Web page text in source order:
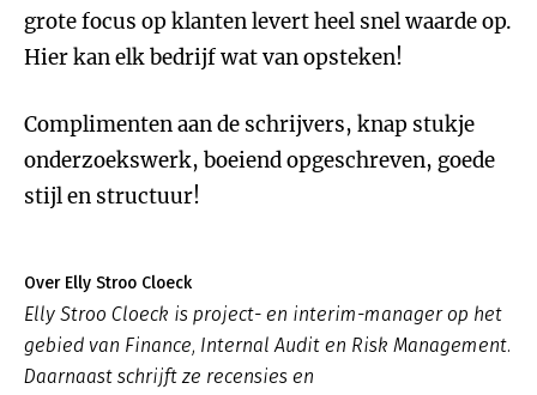
grote focus op klanten levert heel snel waarde op.
Hier kan elk bedrijf wat van opsteken!
Complimenten aan de schrijvers, knap stukje
onderzoekswerk, boeiend opgeschreven, goede
stijl en structuur!
Over Elly Stroo Cloeck
Elly Stroo Cloeck is project- en interim-manager op het
gebied van Finance, Internal Audit en Risk Management.
Daarnaast schrijft ze recensies en